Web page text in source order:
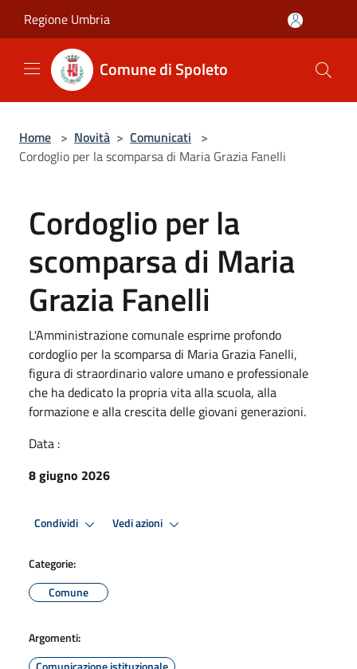
Regione Umbria
Comune di Spoleto
Home > Novità > Comunicati >
Cordoglio per la scomparsa di Maria Grazia Fanelli
Cordoglio per la
scomparsa di Maria
Grazia Fanelli
L'Amministrazione comunale esprime profondo
cordoglio per la scomparsa di Maria Grazia Fanelli,
figura di straordinario valore umano e professionale
che ha dedicato la propria vita alla scuola, alla
formazione e alla crescita delle giovani generazioni.
Data :
8 giugno 2026
Condividi Vedi azioni
Categorie:
Comune
Argomenti: